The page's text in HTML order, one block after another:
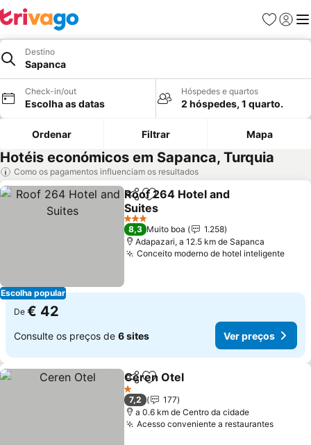
Favoritos
Iniciar
Destino
Sapanca
Check-in/out
Escolha as datas
Hóspedes e quartos
2 hóspedes, 1 quarto.
Ordenar Filtrar Mapa
Hotéis económicos em Sapanca, Turquia
Como os pagamentos influenciam os resultados
Escolha popular
PartilharAdicionar aos favoritos
Roof 264 Hotel and
Suites
Ver preços
3 Estrelas
8,3 Muito boa
1.258
Adapazari, a 12.5 km de Sapanca
Conceito moderno de hotel inteligenteVer
De € 42
Consulte os preços de 6 sites Ver preços
PartilharAdicionar aos favoritos
Ceren Otel
1 Estrelas
7,2
177
a 0.6 km de Centro da cidade
Acesso conveniente a restaurantesVer